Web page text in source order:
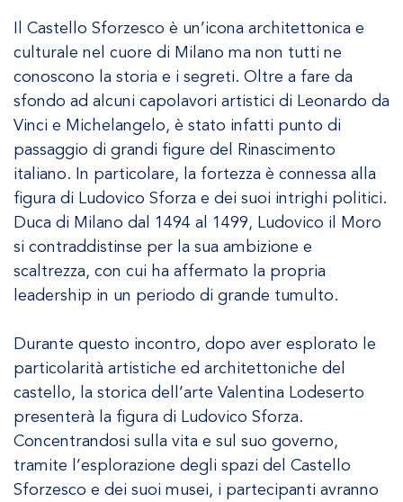
Il Castello Sforzesco è un’icona architettonica e
culturale nel cuore di Milano ma non tutti ne
conoscono la storia e i segreti. Oltre a fare da
sfondo ad alcuni capolavori artistici di Leonardo da
Vinci e Michelangelo, è stato infatti punto di
passaggio di grandi figure del Rinascimento
italiano. In particolare, la fortezza è connessa alla
figura di Ludovico Sforza e dei suoi intrighi politici.
Duca di Milano dal 1494 al 1499, Ludovico il Moro
si contraddistinse per la sua ambizione e
scaltrezza, con cui ha affermato la propria
leadership in un periodo di grande tumulto.
Durante questo incontro, dopo aver esplorato le
particolarità artistiche ed architettoniche del
castello, la storica dell’arte Valentina Lodeserto
presenterà la figura di Ludovico Sforza.
Concentrandosi sulla vita e sul suo governo,
tramite l’esplorazione degli spazi del Castello
Sforzesco e dei suoi musei, i partecipanti avranno